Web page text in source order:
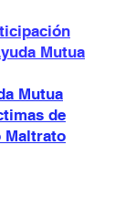
Mutua
Mutua
de
Maltrato